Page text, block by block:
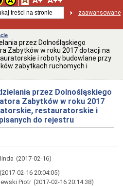
zaawansowane
przez Dolnośląskiego
Zabytków w roku 2017 dotacji na
i roboty budowlane przy
zabytkach ruchomych i
przez Dolnośląskiego
Zabytków w roku 2017
restauratorskie i
do rejestru
(2017-02-16)
(2017-02-16 20:04:05)
Piotr (2017-02-16 20:14:38)